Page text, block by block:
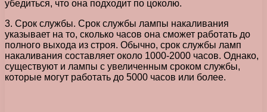
убедиться, что она подходит по цоколю.
3. Срок службы. Срок службы лампы накаливания
указывает на то, сколько часов она сможет работать до
полного выхода из строя. Обычно, срок службы ламп
накаливания составляет около 1000-2000 часов. Однако,
существуют и лампы с увеличенным сроком службы,
которые могут работать до 5000 часов или более.